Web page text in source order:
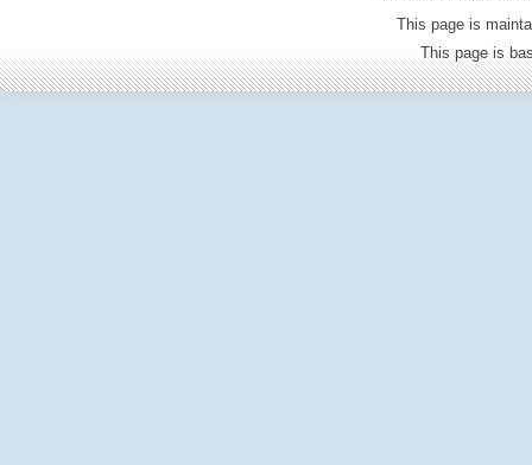
This page is
This page is